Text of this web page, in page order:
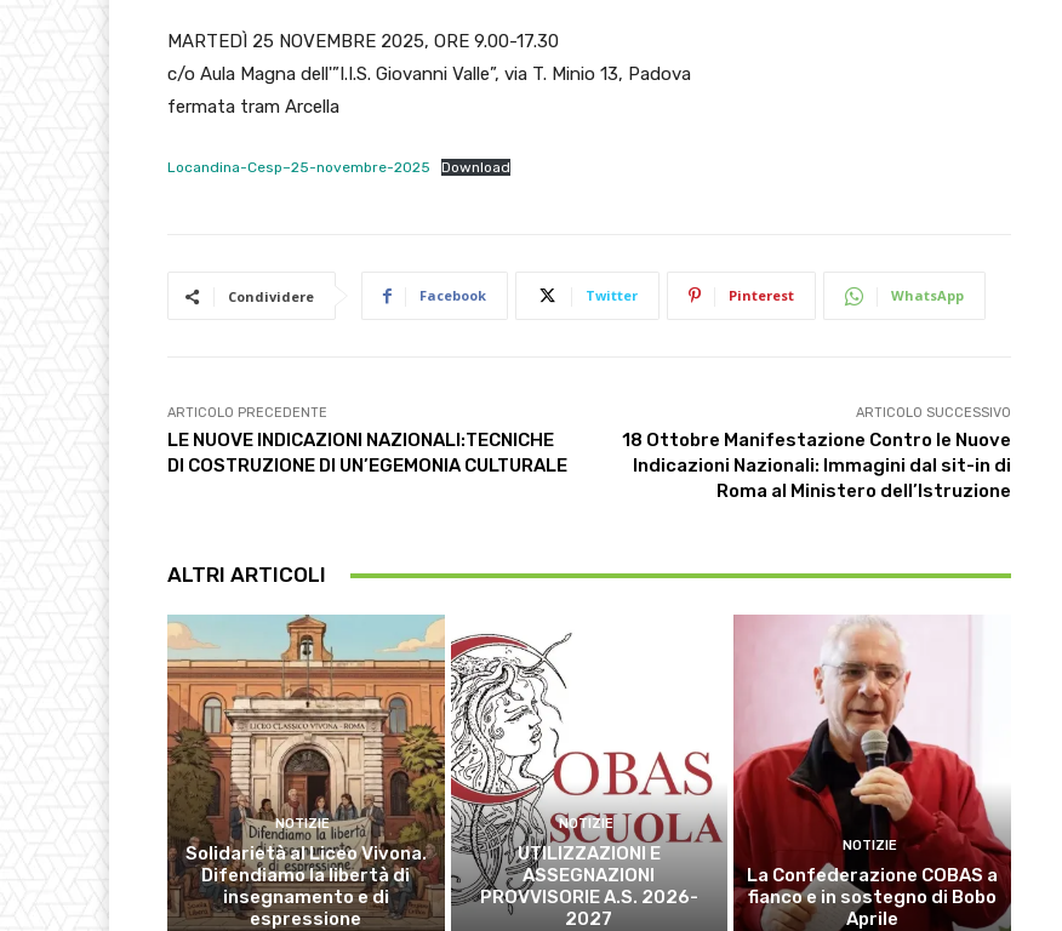
MARTEDÌ 25 NOVEMBRE 2025, ORE 9.00-17.30
c/o Aula Magna dell'”I.I.S. Giovanni Valle”, via T. Minio 13, Padova
fermata tram Arcella
Locandina-Cesp–25-novembre-2025 Download
Condividere Facebook Twitter Pinterest WhatsApp
ARTICOLO PRECEDENTE
LE NUOVE INDICAZIONI NAZIONALI:TECNICHE
DI COSTRUZIONE DI UN’EGEMONIA CULTURALE
ARTICOLO SUCCESSIVO
18 Ottobre Manifestazione Contro le Nuove
Indicazioni Nazionali: Immagini dal sit-in di
Roma al Ministero dell’Istruzione
ALTRI ARTICOLI
NOTIZIE
Solidarietà al Liceo Vivona.
Difendiamo la libertà di
insegnamento e di
espressione
NOTIZIE
UTILIZZAZIONI E
ASSEGNAZIONI
PROVVISORIE A.S. 2026-
2027
NOTIZIE
La Confederazione COBAS a
fianco e in sostegno di Bobo
Aprile